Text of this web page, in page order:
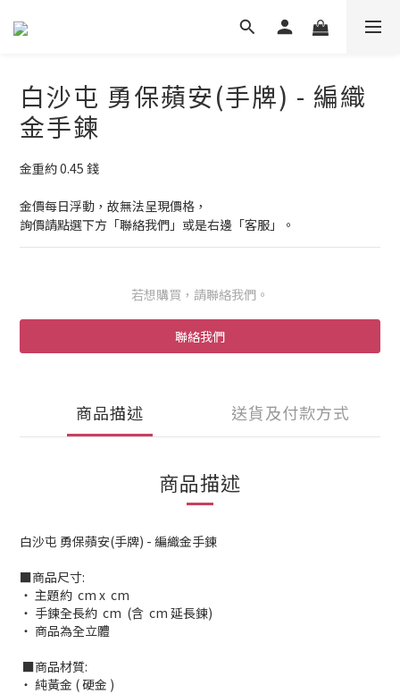
白沙屯 勇保蘋安(手牌) - 編織
金手鍊
金重約 0.45 錢
金價每日浮動，故無法呈現價格，
詢價請點選下方「聯絡我們」或是右邊「客服」。
若想購買，請聯絡我們。
聯絡我們
商品描述 送貨及付款方式
商品描述
白沙屯 勇保蘋安(手牌) - 編織金手鍊
■商品尺寸:
‧ 主題約 cm x cm
‧ 手鍊全長約 cm (含 cm 延長鍊)
‧ 商品為全立體
■商品材質:
‧ 純黃金 ( 硬金 )